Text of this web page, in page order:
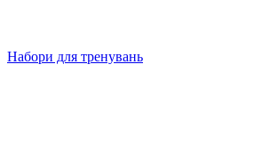
Набори для тренувань